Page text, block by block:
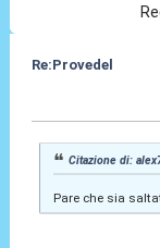
Re:Provedel
Citazione di:
Pare che sia